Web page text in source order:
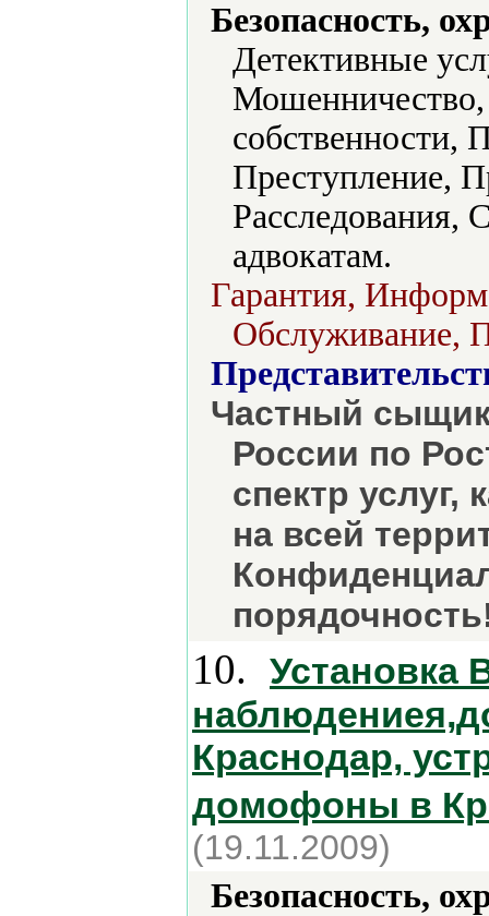
Безопасность,
Детективные
Мошенничество,
собственности,
Преступление,
Расследования,
адвокатам.
Гарантия,
Обслуживание,
Частный
России по
спектр услуг,
на всей
10.
Установка
Краснодар,
домофоны в
(19.11.2009)
Безопасность,